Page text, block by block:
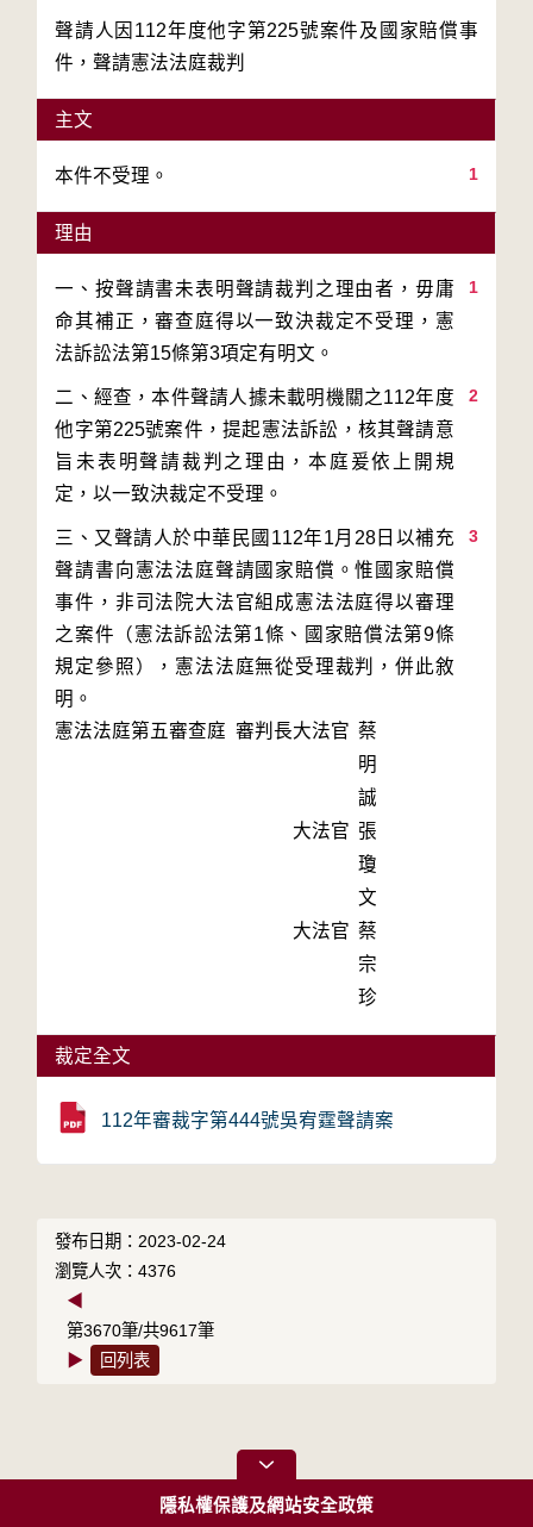
聲請人因112年度他字第225號案件及國家賠償事
件，聲請憲法法庭裁判
主文
1
本件不受理。
理由
1
一、按聲請書未表明聲請裁判之理由者，毋庸
命其補正，審查庭得以一致決裁定不受理，憲
2
二、經查，本件聲請人據未載明機關之112年度
他字第225號案件，提起憲法訴訟，核其聲請意
旨未表明聲請裁判之理由，本庭爰依上開規
3
三、又聲請人於中華民國112年1月28日以補充
聲請書向憲法法庭聲請國家賠償。惟國家賠償
事件，非司法院大法官組成憲法法庭得以審理
之案件（憲法訴訟法第1條、國家賠償法第9條
規定參照），憲法法庭無從受理裁判，併此敘
明。
憲法法庭第五審查庭 審判長大法官 蔡
明
誠
大法官 張
瓊
文
大法官 蔡
宗
珍
裁定全文
112年審裁字第444號吳宥霆聲請案
發布日期：2023-02-24
瀏覽人次：4376
◀
第3670筆/共9617筆
▶
回列表
隱私權保護及網站安全政策